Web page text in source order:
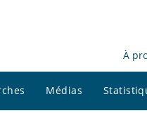
À
Médias